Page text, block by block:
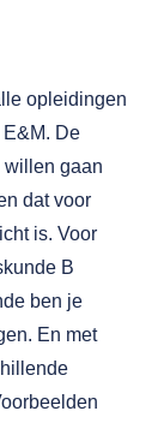
opleidingen
De
willen gaan
dat voor
is. Voor
B
ben je
En met